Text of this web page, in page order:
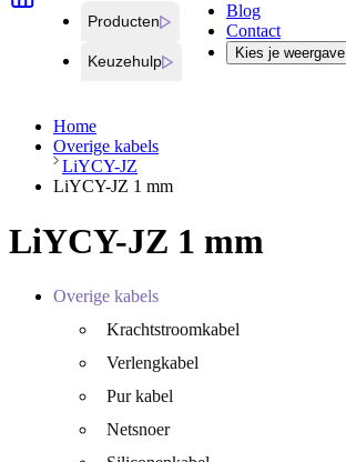
Producten
Keuzehulp
Blog
Contact
Kies je weergave
Home
Overige kabels
LiYCY-JZ
LiYCY-JZ 1 mm
LiYCY-JZ 1 mm
Overige kabels
Krachtstroomkabel
Verlengkabel
Pur kabel
Netsnoer